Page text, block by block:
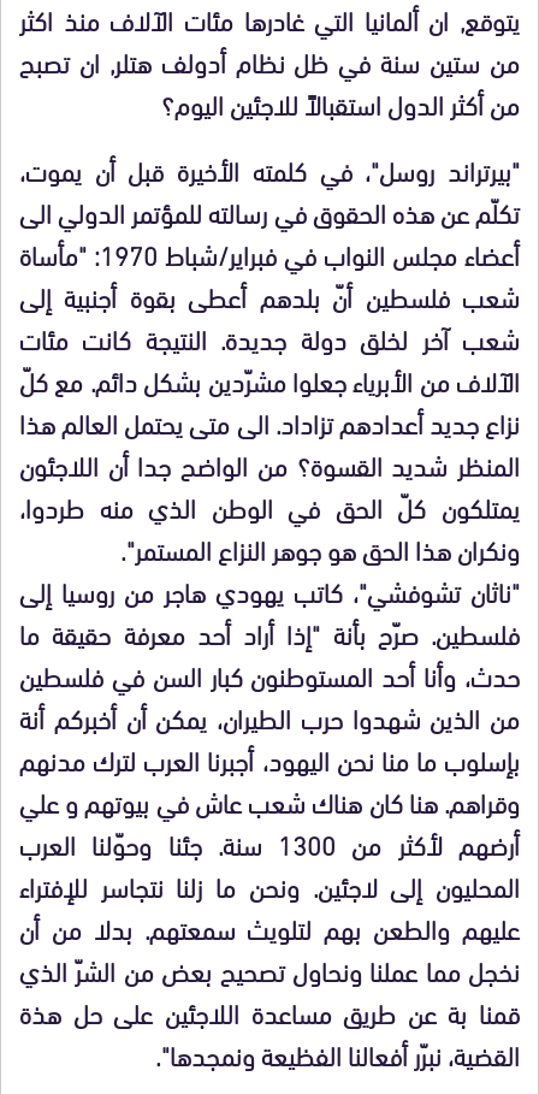
يتوقع, ان ألمانيا التي غادرها مئات الآلاف منذ اكثر
من ستين سنة في ظل نظام أدولف هتلر, ان تصبح
من أكثر الدول استقبالاً للاجئين اليوم؟
"بيرتراند روسل"، في كلمته الأخيرة قبل أن يموت،
تكلّم عن هذه الحقوق في رسالته للمؤتمر الدولي الى
أعضاء مجلس النواب في فبراير/شباط 1970: "مأساة
شعب فلسطين أنّ بلدهم أعطى بقوة أجنبية إلى
شعب آخر لخلق دولة جديدة. النتيجة كانت مئات
الآلاف من الأبرياء جعلوا مشرّدين بشكل دائم. مع كلّ
نزاع جديد أعدادهم تزاداد. الى متى يحتمل العالم هذا
المنظر شديد القسوة؟ من الواضح جدا أن اللاجئون
يمتلكون كلّ الحق في الوطن الذي منه طردوا،
ونكران هذا الحق هو جوهر النزاع المستمر".
"ناثان تشوفشي"، كاتب يهودي هاجر من روسيا إلى
فلسطين. صرّح بأنة "إذا أراد أحد معرفة حقيقة ما
حدث، وأنا أحد المستوطنون كبار السن في فلسطين
من الذين شهدوا حرب الطيران، يمكن أن أخبركم أنة
بإسلوب ما منا نحن اليهود، أجبرنا العرب لترك مدنهم
وقراهم. هنا كان هناك شعب عاش في بيوتهم و علي
أرضهم لأكثر من 1300 سنة. جئنا وحوّلنا العرب
المحليون إلى لاجئين. ونحن ما زلنا نتجاسر للإفتراء
عليهم والطعن بهم لتلويث سمعتهم. بدلا من أن
نخجل مما عملنا ونحاول تصحيح بعض من الشرّ الذي
قمنا بة عن طريق مساعدة اللاجئين على حل هذة
القضية، نبرّر أفعالنا الفظيعة ونمجدها".